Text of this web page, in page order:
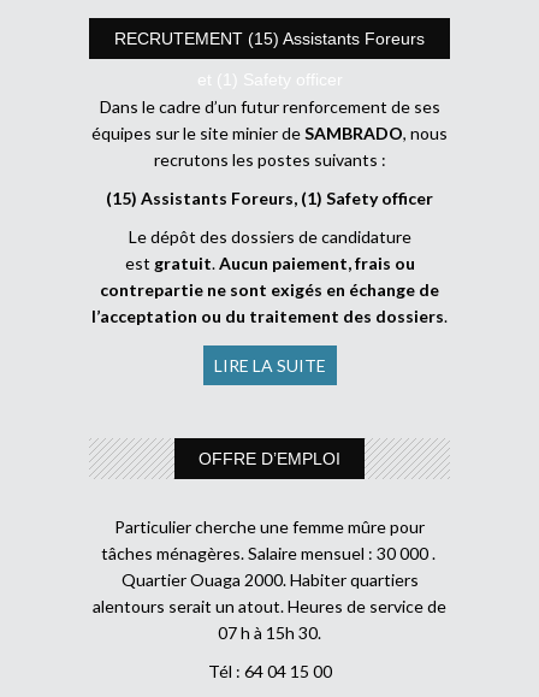
RECRUTEMENT (15) Assistants Foreurs
et (1) Safety officer
Dans le cadre d’un futur renforcement de ses
équipes sur le site minier deSAMBRADO, nous
recrutons les postes suivants :
(15) Assistants Foreurs, (1) Safety officer
Le dépôt des dossiers de candidature
est gratuit.Aucun paiement, frais ou
contrepartie ne sont exigés en échange de
l’acceptation ou du traitement des dossiers.
LIRE LA SUITE
OFFRE D’EMPLOI
Particulier cherche une femme mûre pour
tâches ménagères. Salaire mensuel : 30 000 .
Quartier Ouaga 2000. Habiter quartiers
alentours serait un atout. Heures de service de
07 h à 15h 30.
Tél : 64 04 15 00